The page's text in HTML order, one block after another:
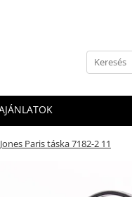
Paris táska 7182-2 11